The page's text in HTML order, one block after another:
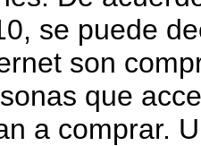
se puede
son
que
a comprar.